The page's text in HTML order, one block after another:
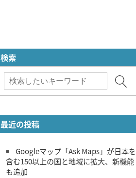
検索
最近の投稿
Googleマップ「Ask Maps」が日本を
含む150以上の国と地域に拡大、新機能
も追加